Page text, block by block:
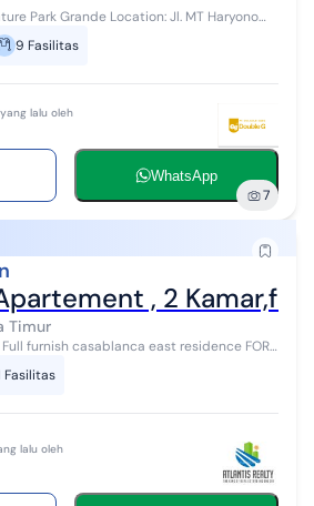
Park Grande Location: Jl. MT Haryono
Timur Tower / Floor / View: Green / Low
9 Fasilitas
lalu oleh
WhatsApp
7
, 2
Timur
furnish casablanca east residence FOR
Residence Luas 31 m2 2
Full F...
Fasilitas
lalu oleh